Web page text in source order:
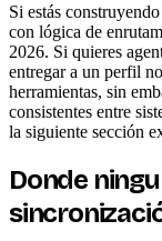
Si estás
con lógica de
2026. Si quieres
entregar a un perfil
herramientas, sin
consistentes entre
la siguiente sección
Donde